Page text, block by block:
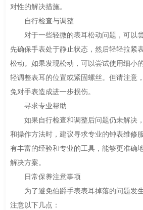
对性的解决措施。
自行检查与调整
对于一些轻微的表耳松动问题，可以
先确保手表处于静止状态，然后轻轻拉紧
松动。如果发现松动，可以尝试使用细小
轻调整表耳的位置或紧固螺丝。但请注意
免对手表造成进一步损伤。
寻求专业帮助
如果自行检查和调整后问题仍未解决
和操作方法时，建议寻求专业的钟表维修
有丰富的经验和专业的工具，能够更准确
解决方案。
日常保养注意事项
为了避免伯爵手表表耳掉落的问题发
注意以下几点：